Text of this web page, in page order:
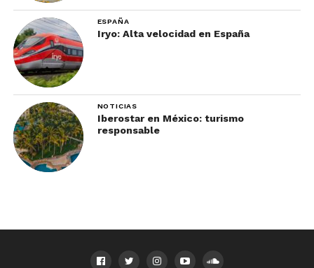
ESPAÑA
Iryo: Alta velocidad en España
NOTICIAS
Iberostar en México: turismo
responsable